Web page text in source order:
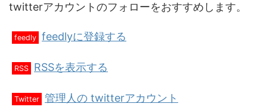
twitterアカウントのフォローをおすすめします。
feedly feedlyに登録する
RSS RSSを表示する
Twitter 管理人の twitterアカウント